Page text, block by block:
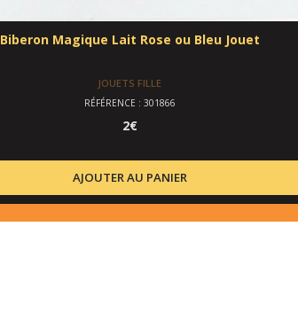
Biberon Magique Lait Rose ou Bleu Jouet
JOUETS FILLE
RÉFÉRENCE : 301866
2€
AJOUTER AU PANIER